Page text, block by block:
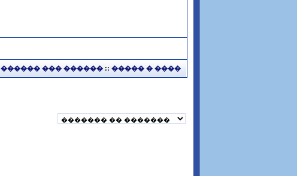
������ ��� ������ :: ����� � ����